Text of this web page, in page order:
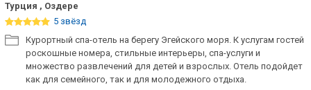
Турция , Оздере
5 звёзд
Курортный спа-отель на берегу Эгейского моря. К услугам гостей
роскошные номера, стильные интерьеры, спа-услуги и
множество развлечений для детей и взрослых. Отель подойдет
как для семейного, так и для молодежного отдыха.